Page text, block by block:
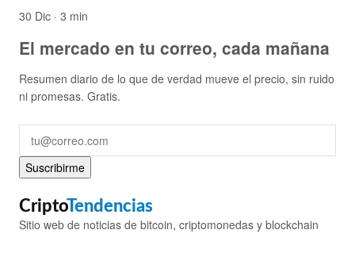
30 Dic · 3 min
El mercado en tu correo, cada mañana
Resumen diario de lo que de verdad mueve el precio, sin ruido
ni promesas. Gratis.
Suscribirme
CriptoTendencias
Sitio web de noticias de bitcoin, criptomonedas y blockchain